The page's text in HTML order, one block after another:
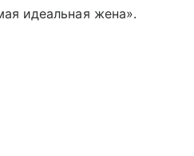
идеальная жена».